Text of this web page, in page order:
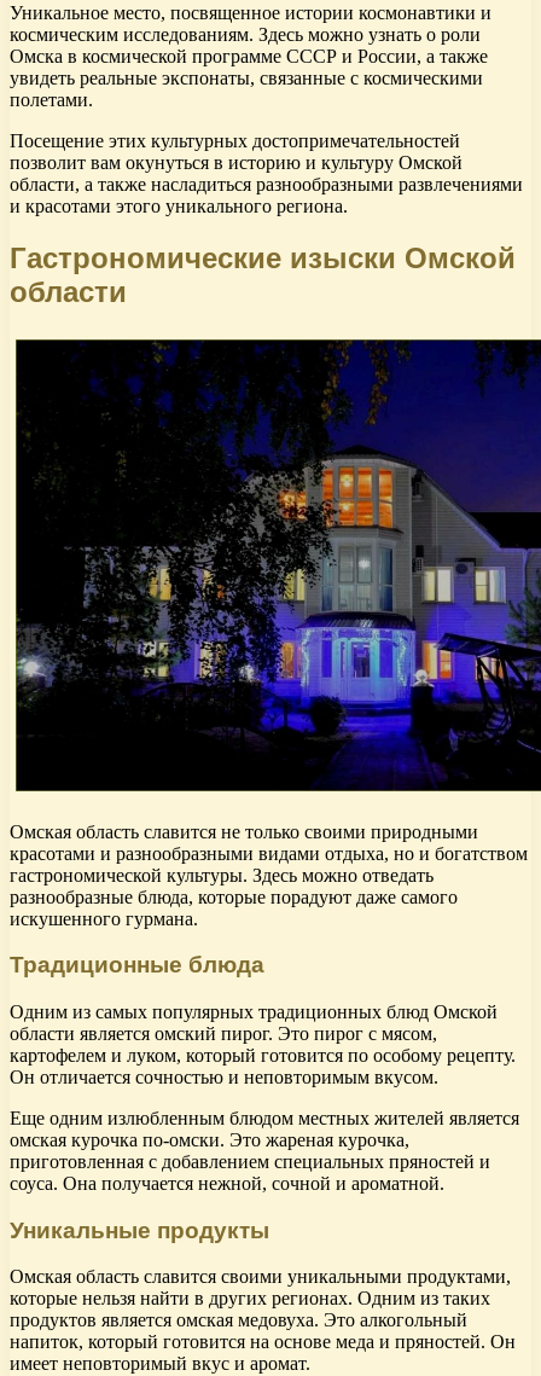
Уникальное место, посвященное истории космонавтики и
космическим исследованиям. Здесь можно узнать о роли
Омска в космической программе СССР и России, а также
увидеть реальные экспонаты, связанные с космическими
полетами.
Посещение этих культурных достопримечательностей
позволит вам окунуться в историю и культуру Омской
области, а также насладиться разнообразными развлечениями
и красотами этого уникального региона.
Гастрономические изыски Омской
области
Омская область славится не только своими природными
красотами и разнообразными видами отдыха, но и богатством
гастрономической культуры. Здесь можно отведать
разнообразные блюда, которые порадуют даже самого
искушенного гурмана.
Традиционные блюда
Одним из самых популярных традиционных блюд Омской
области является омский пирог. Это пирог с мясом,
картофелем и луком, который готовится по особому рецепту.
Он отличается сочностью и неповторимым вкусом.
Еще одним излюбленным блюдом местных жителей является
омская курочка по-омски. Это жареная курочка,
приготовленная с добавлением специальных пряностей и
соуса. Она получается нежной, сочной и ароматной.
Уникальные продукты
Омская область славится своими уникальными продуктами,
которые нельзя найти в других регионах. Одним из таких
продуктов является омская медовуха. Это алкогольный
напиток, который готовится на основе меда и пряностей. Он
имеет неповторимый вкус и аромат.